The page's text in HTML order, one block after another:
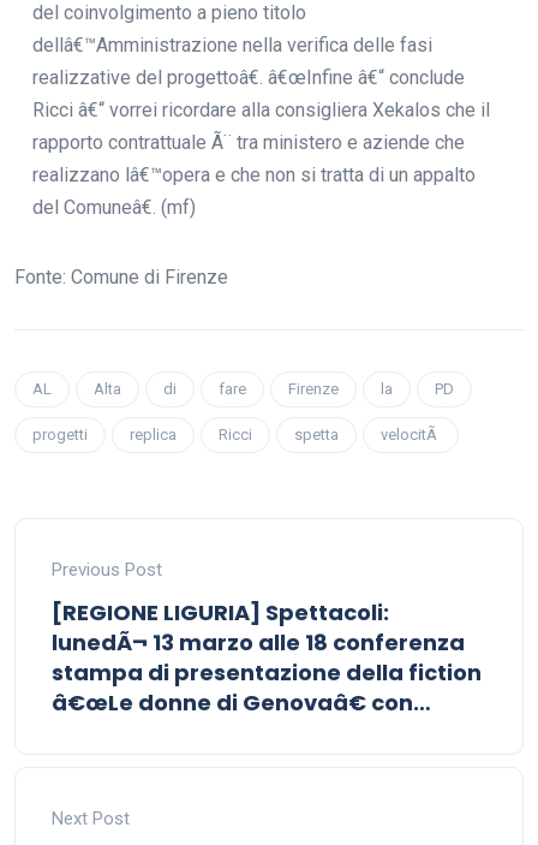
del coinvolgimento a pieno titolo
dellâ€™Amministrazione nella verifica delle fasi
realizzative del progettoâ€. â€œInfine â€“ conclude
Ricci â€“ vorrei ricordare alla consigliera Xekalos che il
rapporto contrattuale Ã¨ tra ministero e aziende che
realizzano lâ€™opera e che non si tratta di un appalto
del Comuneâ€. (mf)
Fonte: Comune di Firenze
AL Alta di fare Firenze la PD
progetti replica Ricci spetta velocitÃ
Previous Post
[REGIONE LIGURIA] Spettacoli:
lunedÃ¬ 13 marzo alle 18 conferenza
stampa di presentazione della fiction
â€œLe donne di Genovaâ€ con…
Next Post